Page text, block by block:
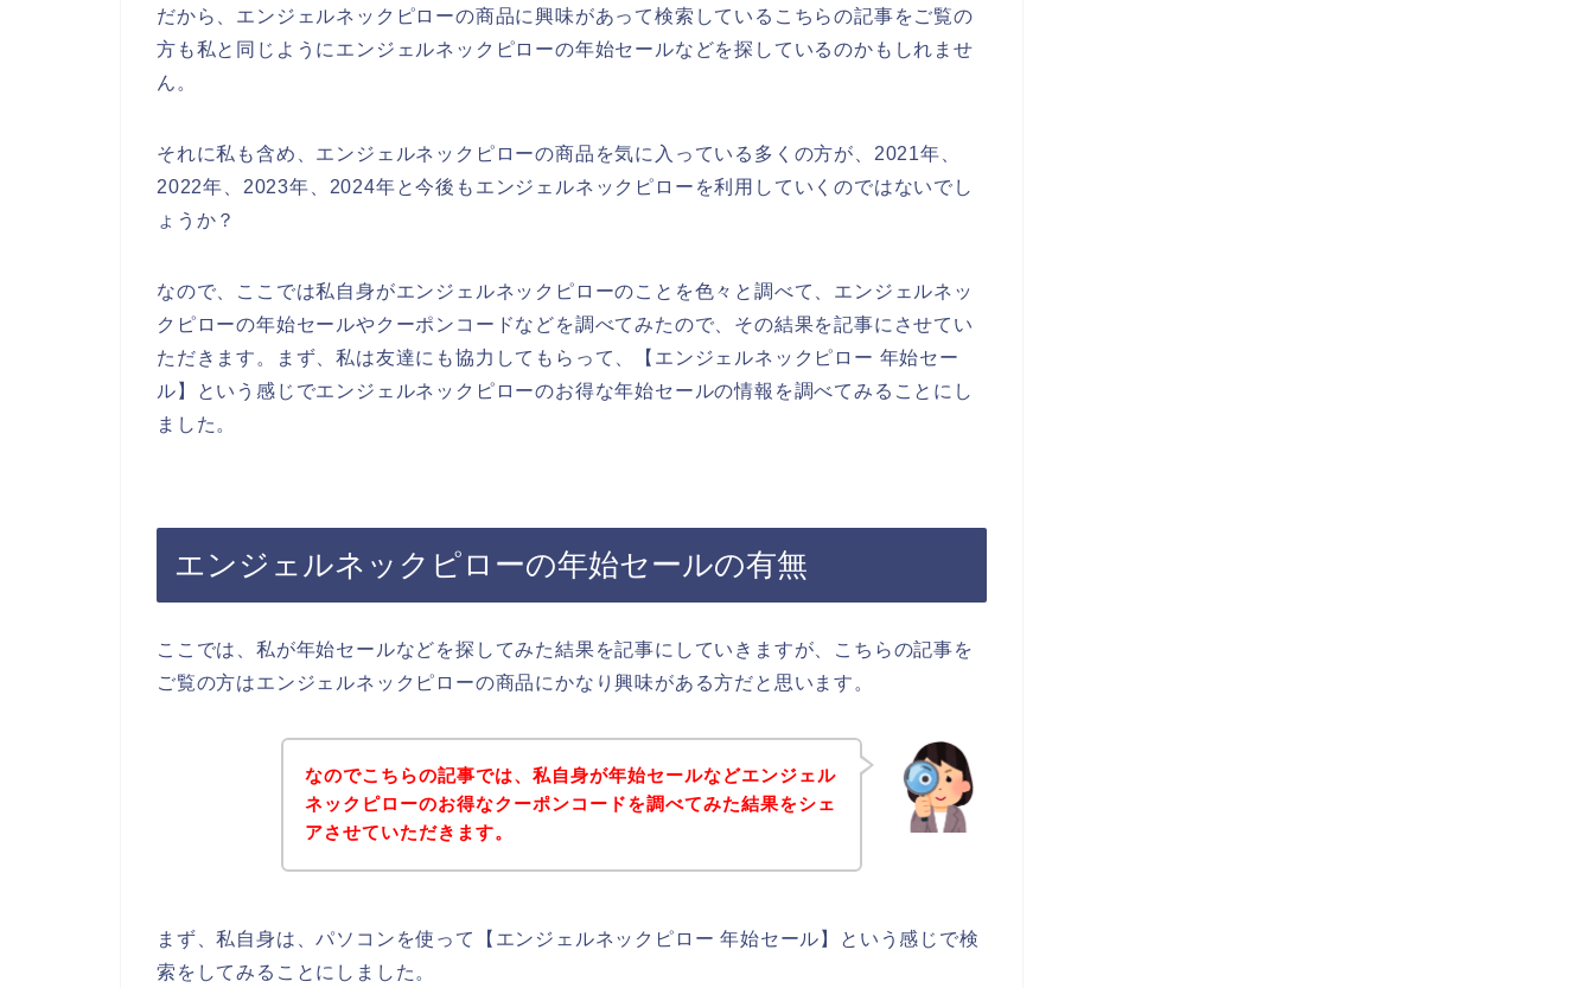
だから、エンジェルネックピローの商品に興味があって検索しているこちらの記事をご覧の
方も私と同じようにエンジェルネックピローの年始セールなどを探しているのかもしれませ
ん。
それに私も含め、エンジェルネックピローの商品を気に入っている多くの方が、2021年、
2022年、2023年、2024年と今後もエンジェルネックピローを利用していくのではないでし
ょうか？
なので、ここでは私自身がエンジェルネックピローのことを色々と調べて、エンジェルネッ
クピローの年始セールやクーポンコードなどを調べてみたので、その結果を記事にさせてい
ただきます。まず、私は友達にも協力してもらって、【エンジェルネックピロー 年始セー
ル】という感じでエンジェルネックピローのお得な年始セールの情報を調べてみることにし
ました。
エンジェルネックピローの年始セールの有無
ここでは、私が年始セールなどを探してみた結果を記事にしていきますが、こちらの記事を
ご覧の方はエンジェルネックピローの商品にかなり興味がある方だと思います。
なのでこちらの記事では、私自身が年始セールなどエンジェル
ネックピローのお得なクーポンコードを調べてみた結果をシェ
アさせていただきます。
まず、私自身は、パソコンを使って【エンジェルネックピロー 年始セール】という感じで検
索をしてみることにしました。